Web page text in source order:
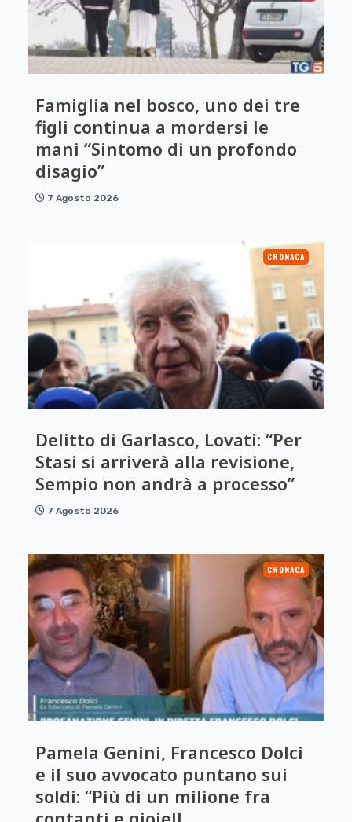
Famiglia nel bosco, uno dei tre
figli continua a mordersi le
mani “Sintomo di un profondo
disagio”
7 Agosto 2026
CRONACA
Delitto di Garlasco, Lovati: “Per
Stasi si arriverà alla revisione,
Sempio non andrà a processo”
7 Agosto 2026
CRONACA
Pamela Genini, Francesco Dolci
e il suo avvocato puntano sui
soldi: “Più di un milione fra